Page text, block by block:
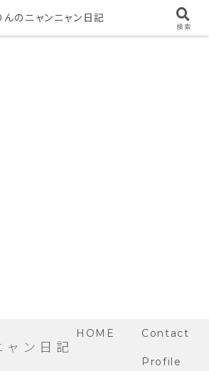
ャン日記
HOME Contact
Profile
んのニャンニャン日記
検索